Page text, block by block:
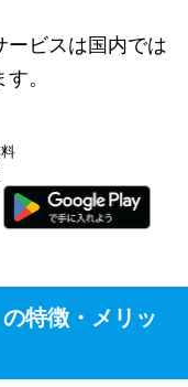
ービスは国内では
。
特徴・メリッ